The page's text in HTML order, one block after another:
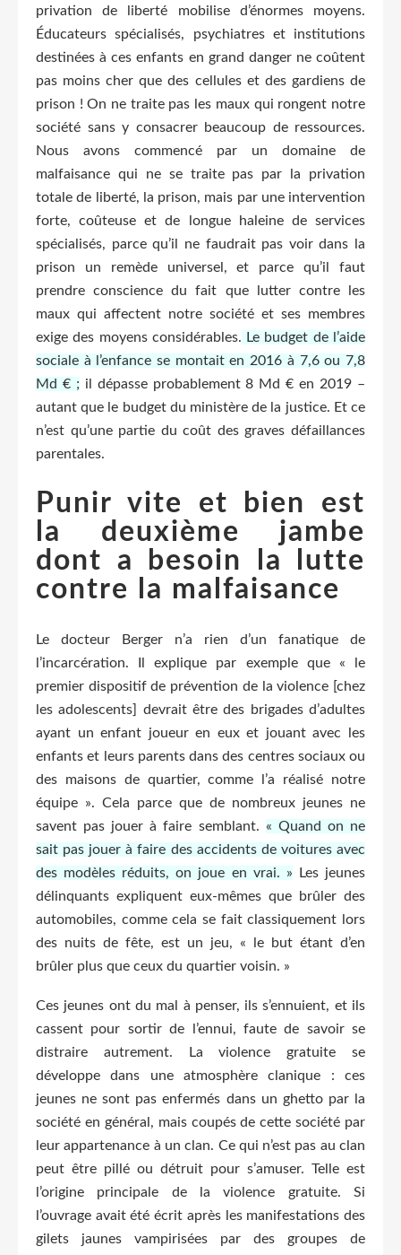
privation de liberté mobilise d’énormes moyens.
Éducateurs spécialisés, psychiatres et institutions
destinées à ces enfants en grand danger ne coûtent
pas moins cher que des cellules et des gardiens de
prison ! On ne traite pas les maux qui rongent notre
société sans y consacrer beaucoup de ressources.
Nous avons commencé par un domaine de
malfaisance qui ne se traite pas par la privation
totale de liberté, la prison, mais par une intervention
forte, coûteuse et de longue haleine de services
spécialisés, parce qu’il ne faudrait pas voir dans la
prison un remède universel, et parce qu’il faut
prendre conscience du fait que lutter contre les
maux qui affectent notre société et ses membres
exige des moyens considérables. Le budget de l’aide
sociale à l’enfance se montait en 2016 à 7,6 ou 7,8
Md € ; il dépasse probablement 8 Md € en 2019 –
autant que le budget du ministère de la justice. Et ce
n’est qu’une partie du coût des graves défaillances
parentales.
Punir vite et bien est
la deuxième jambe
dont a besoin la lutte
contre la malfaisance
Le docteur Berger n’a rien d’un fanatique de
l’incarcération. Il explique par exemple que « le
premier dispositif de prévention de la violence [chez
les adolescents] devrait être des brigades d’adultes
ayant un enfant joueur en eux et jouant avec les
enfants et leurs parents dans des centres sociaux ou
des maisons de quartier, comme l’a réalisé notre
équipe ». Cela parce que de nombreux jeunes ne
savent pas jouer à faire semblant. « Quand on ne
sait pas jouer à faire des accidents de voitures avec
des modèles réduits, on joue en vrai. » Les jeunes
délinquants expliquent eux-mêmes que brûler des
automobiles, comme cela se fait classiquement lors
des nuits de fête, est un jeu, « le but étant d’en
brûler plus que ceux du quartier voisin. »
Ces jeunes ont du mal à penser, ils s’ennuient, et ils
cassent pour sortir de l’ennui, faute de savoir se
distraire autrement. La violence gratuite se
développe dans une atmosphère clanique : ces
jeunes ne sont pas enfermés dans un ghetto par la
société en général, mais coupés de cette société par
leur appartenance à un clan. Ce qui n’est pas au clan
peut être pillé ou détruit pour s’amuser. Telle est
l’origine principale de la violence gratuite. Si
l’ouvrage avait été écrit après les manifestations des
gilets jaunes vampirisées par des groupes de